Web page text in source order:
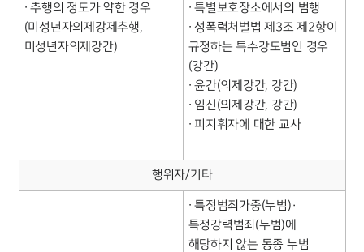
∙ 추행의 정도가 약한 경우
(미성년자의제강제추행,
미성년자의제강간)
∙ 특별보호장소에서의 범행
∙ 성폭력처벌법 제3조 제2항이
규정하는 특수강도범인 경우
(강간)
∙ 윤간(의제강간, 강간)
∙ 임신(의제강간, 강간)
∙ 피지휘자에 대한 교사
행위자/기타
∙ 특정범죄가중(누범)·
특정강력범죄(누범)에
해당하지 않는 동종 누범